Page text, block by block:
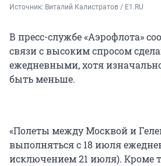
Источник: Виталий Калистратов / E1.RU
В пресс-службе «Аэрофлота»
связи с высоким спросом
ежедневными, хотя
быть меньше.
«Полеты между Москвой и
выполняться с 18 июля
исключением 21 июля). Кроме